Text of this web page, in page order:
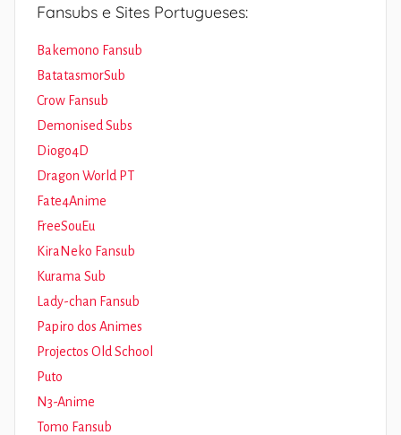
Fansubs e Sites Portugueses:
Bakemono Fansub
BatatasmorSub
Crow Fansub
Demonised Subs
Diogo4D
Dragon World PT
Fate4Anime
FreeSouEu
KiraNeko Fansub
Kurama Sub
Lady-chan Fansub
Papiro dos Animes
Projectos Old School
Puto
N3-Anime
Tomo Fansub